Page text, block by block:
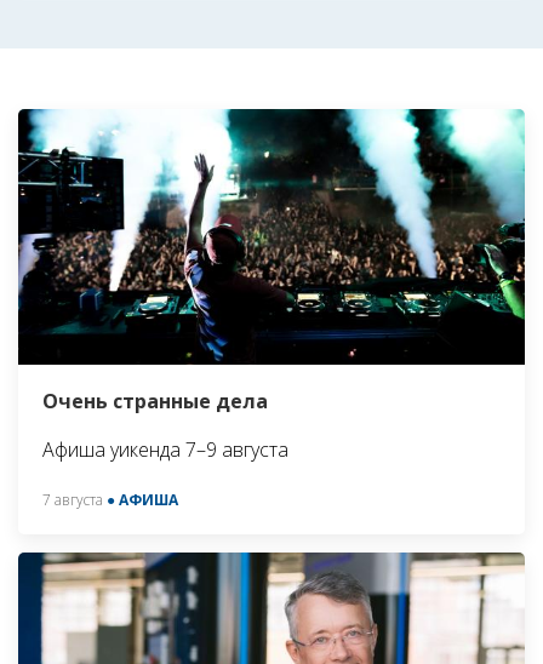
Очень странные дела
Афиша уикенда 7–9 августа
7 августа ● АФИША